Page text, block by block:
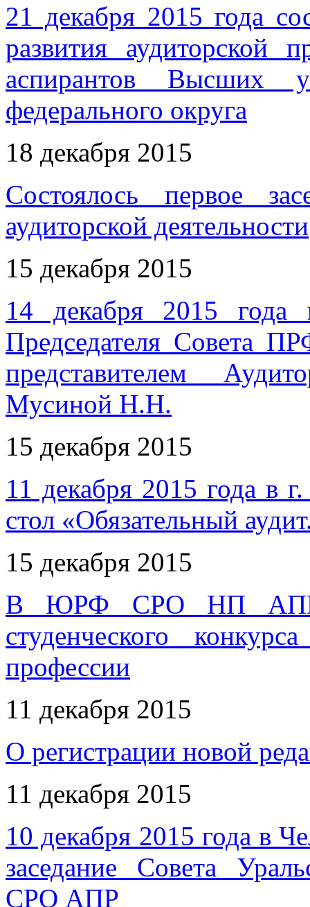
21 декабря 2015 года
развития аудиторской
аспирантов Высших
федерального округа
18 декабря 2015
Состоялось первое
аудиторской деятельности
15 декабря 2015
14 декабря 2015 года
Председателя Совета
представителем
Мусиной Н.Н.
15 декабря 2015
11 декабря 2015 года в
стол «Обязательный
15 декабря 2015
В ЮРФ СРО НП АПР
студенческого
профессии
11 декабря 2015
О регистрации новой
11 декабря 2015
10 декабря 2015 года в
заседание Совета
СРО АПР